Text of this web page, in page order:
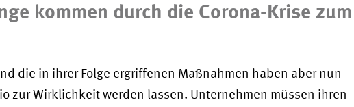
kommen durch die Corona-Krise zum
die in ihrer Folge ergriffenen Maßnahmen haben aber nun
zur Wirklichkeit werden lassen. Unternehmen müssen ihren